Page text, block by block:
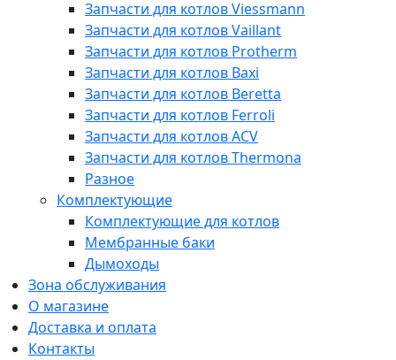
Запчасти для котлов Viessmann
Запчасти для котлов Vaillant
Запчасти для котлов Protherm
Запчасти для котлов Baxi
Запчасти для котлов Beretta
Запчасти для котлов Ferroli
Запчасти для котлов ACV
Запчасти для котлов Thermona
Разное
Комплектующие
Комплектующие для котлов
Мембранные баки
Дымоходы
Зона обслуживания
О магазине
Доставка и оплата
Контакты